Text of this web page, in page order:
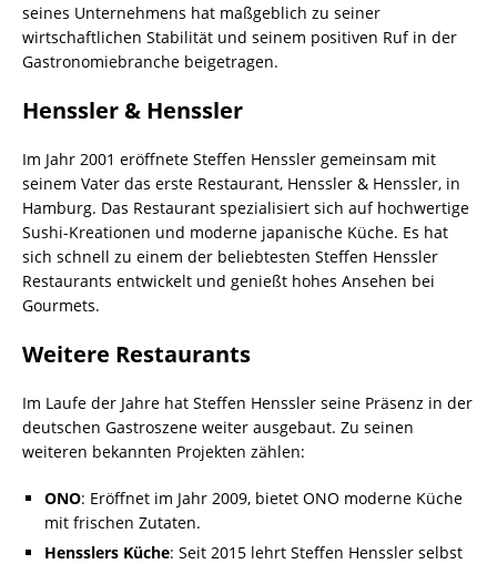
seines Unternehmens hat maßgeblich zu seiner
wirtschaftlichen Stabilität und seinem positiven Ruf in der
Gastronomiebranche beigetragen.
Henssler & Henssler
Im Jahr 2001 eröffnete Steffen Henssler gemeinsam mit
seinem Vater das erste Restaurant, Henssler & Henssler, in
Hamburg. Das Restaurant spezialisiert sich auf hochwertige
Sushi-Kreationen und moderne japanische Küche. Es hat
sich schnell zu einem der beliebtesten Steffen Henssler
Restaurants entwickelt und genießt hohes Ansehen bei
Gourmets.
Weitere Restaurants
Im Laufe der Jahre hat Steffen Henssler seine Präsenz in der
deutschen Gastroszene weiter ausgebaut. Zu seinen
weiteren bekannten Projekten zählen:
ONO: Eröffnet im Jahr 2009, bietet ONO moderne Küche
mit frischen Zutaten.
Hensslers Küche: Seit 2015 lehrt Steffen Henssler selbst